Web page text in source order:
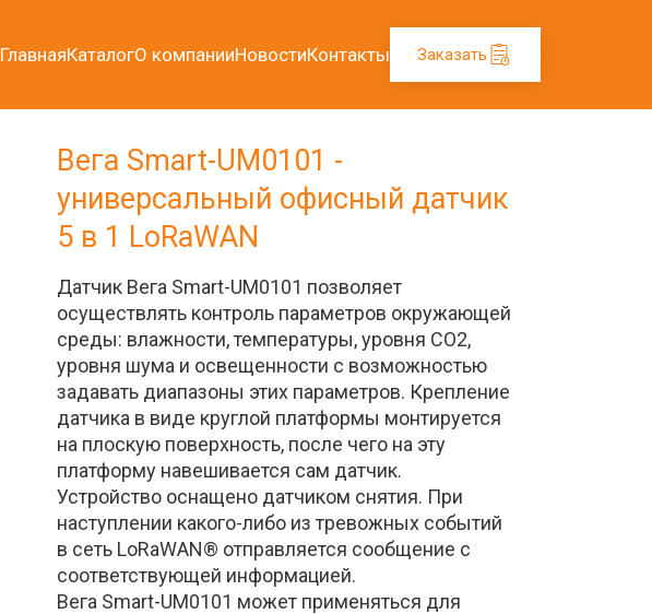
ГлавнаяКаталогО компанииНовостиКонтакты Заказать
Вега Smart-UM0101 -
универсальный офисный датчик
5 в 1 LoRaWAN
Датчик Вега Smart-UM0101 позволяет
осуществлять контроль параметров окружающей
среды: влажности, температуры, уровня СО2,
уровня шума и освещенности с возможностью
задавать диапазоны этих параметров. Крепление
датчика в виде круглой платформы монтируется
на плоскую поверхность, после чего на эту
платформу навешивается сам датчик.
Устройство оснащено датчиком снятия. При
наступлении какого-либо из тревожных событий
в сеть LoRaWAN® отправляется сообщение с
соответствующей информацией.
Вега Smart-UM0101 может применяться для